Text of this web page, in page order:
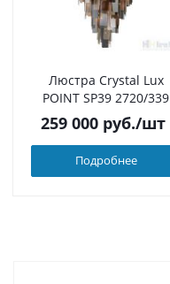
Люстра Crystal Lux
POINT SP39 2720/339
259 000руб./шт
Подробнее